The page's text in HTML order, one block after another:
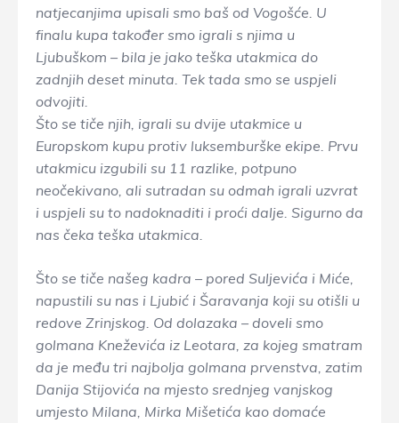
natjecanjima upisali smo baš od Vogošće. U
finalu kupa također smo igrali s njima u
Ljubuškom – bila je jako teška utakmica do
zadnjih deset minuta. Tek tada smo se uspjeli
odvojiti.
Što se tiče njih, igrali su dvije utakmice u
Europskom kupu protiv luksemburške ekipe. Prvu
utakmicu izgubili su 11 razlike, potpuno
neočekivano, ali sutradan su odmah igrali uzvrat
i uspjeli su to nadoknaditi i proći dalje. Sigurno da
nas čeka teška utakmica.
Što se tiče našeg kadra – pored Suljevića i Miće,
napustili su nas i Ljubić i Šaravanja koji su otišli u
redove Zrinjskog. Od dolazaka – doveli smo
golmana Kneževića iz Leotara, za kojeg smatram
da je među tri najbolja golmana prvenstva, zatim
Danija Stijovića na mjesto srednjeg vanjskog
umjesto Milana, Mirka Mišetića kao domaće